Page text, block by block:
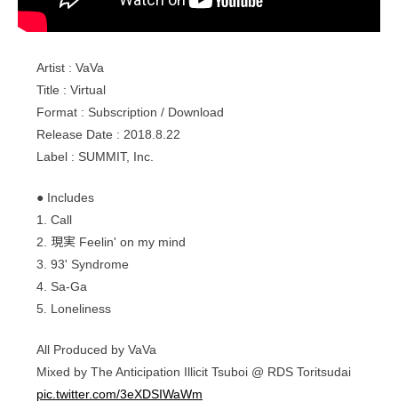
Artist : VaVa
Title : Virtual
Format : Subscription / Download
Release Date : 2018.8.22
Label : SUMMIT, Inc.
● Includes
1. Call
2. 現実 Feelin' on my mind
3. 93' Syndrome
4. Sa-Ga
5. Loneliness
All Produced by VaVa
Mixed by The Anticipation Illicit Tsuboi @ RDS Toritsudai
pic.twitter.com/3eXDSIWaWm